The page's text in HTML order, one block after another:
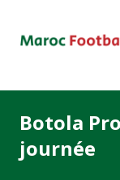
Botola
journée